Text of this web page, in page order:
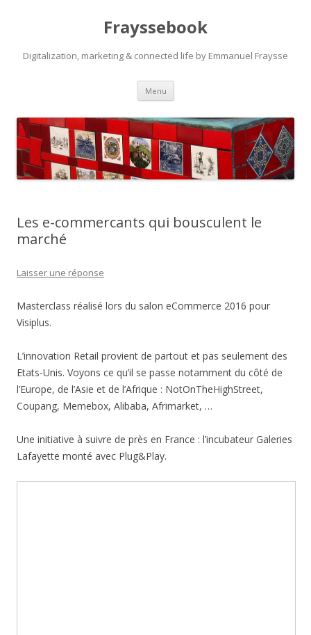
Frayssebook
Digitalization, marketing & connected life by Emmanuel Fraysse
Menu Aller au contenu principal
Les e-commercants qui bousculent le
marché
Laisser une réponse
Masterclass réalisé lors du salon eCommerce 2016 pour
Visiplus.
L’innovation Retail provient de partout et pas seulement des
Etats-Unis. Voyons ce qu’il se passe notamment du côté de
l’Europe, de l’Asie et de l’Afrique : NotOnTheHighStreet,
Coupang, Memebox, Alibaba, Afrimarket, …
Une initiative à suivre de près en France : l’incubateur Galeries
Lafayette monté avec Plug&Play.